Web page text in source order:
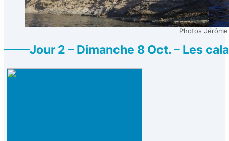
Photos Jérôme
Jour 2 – Dimanche 8 Oct. – Les